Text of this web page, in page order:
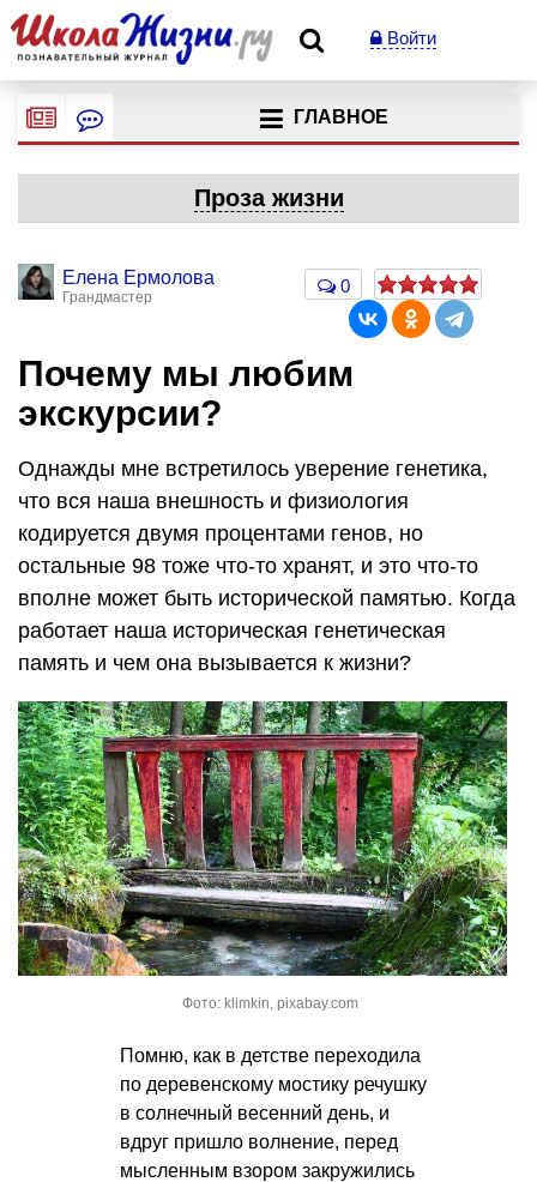
Войти
ГЛАВНОЕ
Проза жизни
Елена Ермолова
Грандмастер
0
Почему мы любим
экскурсии?
Однажды мне встретилось уверение генетика,
что вся наша внешность и физиология
кодируется двумя процентами генов, но
остальные 98 тоже что-то хранят, и это что-то
вполне может быть исторической памятью. Когда
работает наша историческая генетическая
память и чем она вызывается к жизни?
Фото: klimkin, pixabay.com
Помню, как в детстве переходила
по деревенскому мостику речушку
в солнечный весенний день, и
вдруг пришло волнение, перед
мысленным взором закружились